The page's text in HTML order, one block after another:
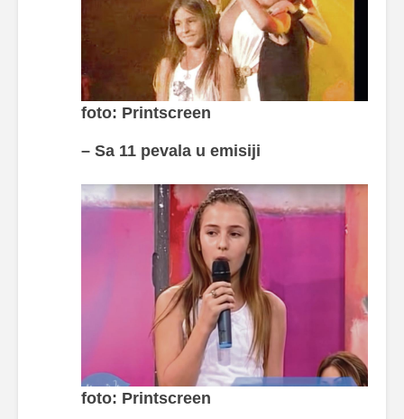
foto: Printscreen
– Sa 11 pevala u emisiji
foto: Printscreen